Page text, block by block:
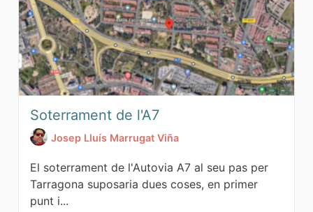
Soterrament de l'A7
Josep Lluís Marrugat Viña
El soterrament de l'Autovia A7 al seu pas per
Tarragona suposaria dues coses, en primer
punt i...